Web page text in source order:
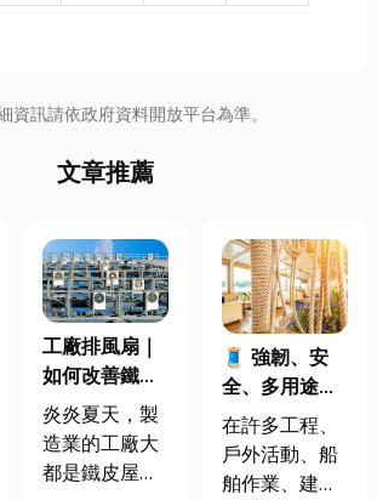
資訊請依政府資料開放平台為準。
文章推薦
工廠排風扇｜
如何改善鐵皮
屋頂廠房的溫
度
炎炎夏天，製
造業的工廠大
都是鐵皮屋
🧵 強韌、安
全、多用途！
從繩索到安全
網的全方位防
護應用指南
在許多工程、
戶外活動、船
舶作業、建築